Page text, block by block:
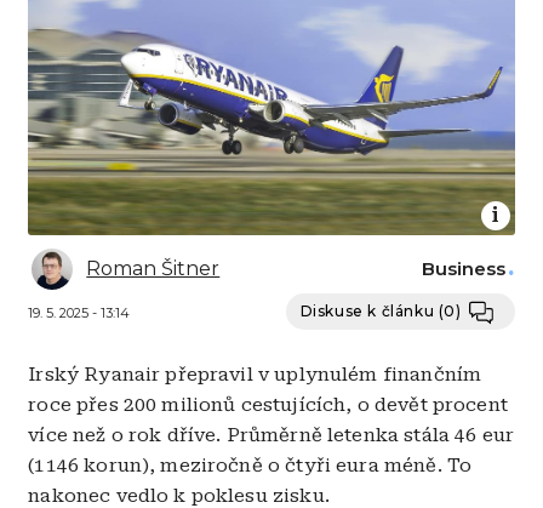
Roman Šitner
19. 5. 2025 - 13:14
Business
Diskuse k článku (0)
Irský Ryanair přepravil v uplynulém finančním
roce přes 200 milionů cestujících, o devět procent
více než o rok dříve. Průměrně letenka stála 46 eur
(1146 korun), meziročně o čtyři eura méně. To
nakonec vedlo k poklesu zisku.